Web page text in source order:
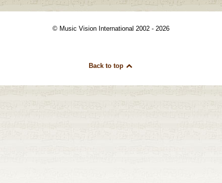
© Music Vision International 2002 - 2026
Back to top